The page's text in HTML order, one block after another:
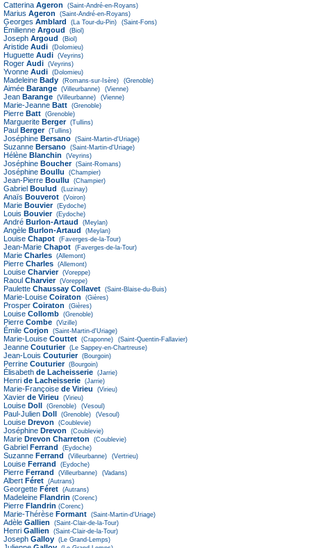
Catterina Ageron (Saint-André-en-Royans)
Marius Ageron (Saint-André-en-Royans)
Georges Amblard (La Tour-du-Pin) (Saint-Fons)
Émilienne Argoud (Biol)
Joseph Argoud (Biol)
Aristide Audi (Dolomieu)
Huguette Audi (Veyrins)
Roger Audi (Veyrins)
Yvonne Audi (Dolomieu)
Madeleine Bady (Romans-sur-Isère) (Grenoble)
Aimée Barange (Villeurbanne) (Vienne)
Jean Barange (Villeurbanne) (Vienne)
Marie-Jeanne Batt (Grenoble)
Pierre Batt (Grenoble)
Marguerite Berger (Tullins)
Paul Berger (Tullins)
Joséphine Bersano (Saint-Martin-d'Uriage)
Suzanne Bersano (Saint-Martin-d'Uriage)
Hélène Blanchin (Veyrins)
Joséphine Boucher (Saint-Romans)
Joséphine Boullu (Champier)
Jean-Pierre Boullu (Champier)
Gabriel Boulud (Luzinay)
Anaïs Bouverot (Voiron)
Marie Bouvier (Eydoche)
Louis Bouvier (Eydoche)
André Burlon-Artaud (Meylan)
Angèle Burlon-Artaud (Meylan)
Louise Chapot (Faverges-de-la-Tour)
Jean-Marie Chapot (Faverges-de-la-Tour)
Marie Charles (Allemont)
Pierre Charles (Allemont)
Louise Charvier (Voreppe)
Raoul Charvier (Voreppe)
Paulette Chaussay Collavet (Saint-Blaise-du-Buis)
Marie-Louise Coiraton (Gières)
Prosper Coiraton (Gières)
Louise Collomb (Grenoble)
Pierre Combe (Vizille)
Émile Corjon (Saint-Martin-d'Uriage)
Marie-Louise Couttet (Craponne) (Saint-Quentin-Fallavier)
Jeanne Couturier (Le Sappey-en-Chartreuse)
Jean-Louis Couturier (Bourgoin)
Perrine Couturier (Bourgoin)
Élisabeth de Lacheisserie (Jarrie)
Henri de Lacheisserie (Jarrie)
Marie-Françoise de Virieu (Virieu)
Xavier de Virieu (Virieu)
Louise Doll (Grenoble) (Vesoul)
Paul-Julien Doll (Grenoble) (Vesoul)
Louise Drevon (Coublevie)
Joséphine Drevon (Coublevie)
Marie Drevon Charreton (Coublevie)
Gabriel Ferrand (Eydoche)
Suzanne Ferrand (Villeurbanne) (Vertrieu)
Louise Ferrand (Eydoche)
Pierre Ferrand (Villeurbanne) (Vadans)
Albert Féret (Autrans)
Georgette Féret (Autrans)
Madeleine Flandrin (Corenc)
Pierre Flandrin (Corenc)
Marie-Thérèse Formant (Saint-Martin-d'Uriage)
Adèle Gallien (Saint-Clair-de-la-Tour)
Henri Gallien (Saint-Clair-de-la-Tour)
Joseph Galloy (Le Grand-Lemps)